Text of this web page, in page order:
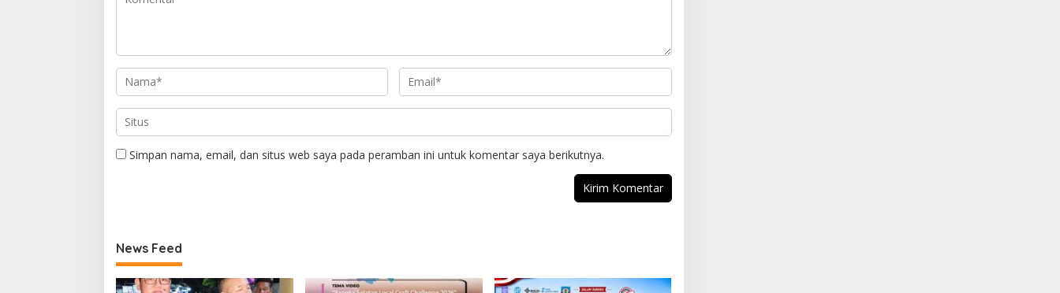
Simpan nama, email, dan situs web saya pada peramban ini untuk komentar saya berikutnya.
News Feed